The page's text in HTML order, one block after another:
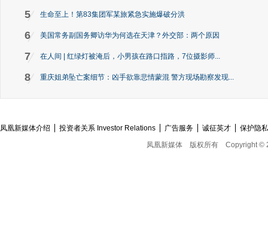
5 生命至上！第83集团军某旅紧急实施爆破分洪
6 美国常务副国务卿访华为何选在天津？外交部：两个原因
7 在人间 | 红绿灯被淹后，小男孩在路口指路，7位摄影师...
8 重庆姐弟坠亡案细节：凶手欲靠悲情蒙混 警方现场勘察发现...
凤凰新媒体介绍 投资者关系 Investor Relations 广告服务 诚征英才
保护隐
凤凰新媒体
版权所有 Copyright ©